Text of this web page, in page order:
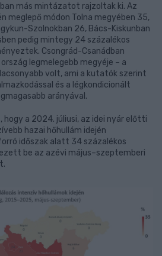
más mintázatot rajzoltak ki. Az
meglepő módon Tolna megyében 35,
Szolnokban 26, Bács-Kiskunban
pedig mintegy 24 százalékos
Csongrád-Csanádban
legmelegebb megyéje – a
volt, ami a kutatók szerint
és a légkondicionált
arányával.
a 2024. júliusi, az idei nyár előtti
hazai hőhullám idején
időszak alatt 34 százalékos
be az azévi május–szeptemberi